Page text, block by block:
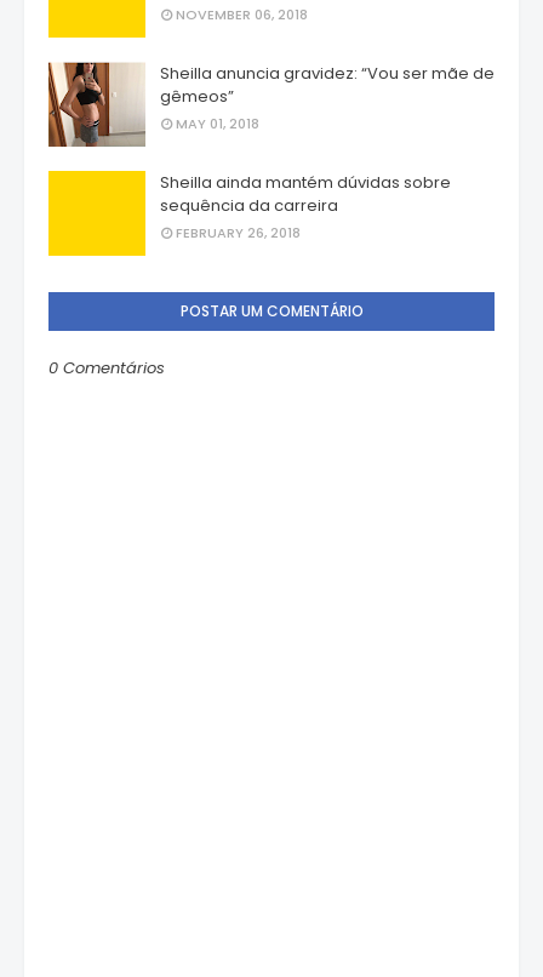
NOVEMBER 06, 2018
Sheilla anuncia gravidez: “Vou ser mãe de
gêmeos”
MAY 01, 2018
Sheilla ainda mantém dúvidas sobre
sequência da carreira
FEBRUARY 26, 2018
POSTAR UM COMENTÁRIO
0 Comentários